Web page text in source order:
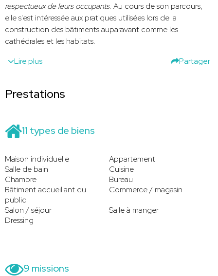
respectueux de leurs occupants. Au cours de son parcours,
elle s'est intéressée aux pratiques utilisées lors de la
construction des bâtiments auparavant comme les
cathédrales et les habitats.
Lire plus
Partager
Prestations
11 types de biens
Maison individuelle
Appartement
Salle de bain
Cuisine
Chambre
Bureau
Bâtiment accueillant du
public
Commerce / magasin
Salon / séjour
Salle à manger
Dressing
9 missions